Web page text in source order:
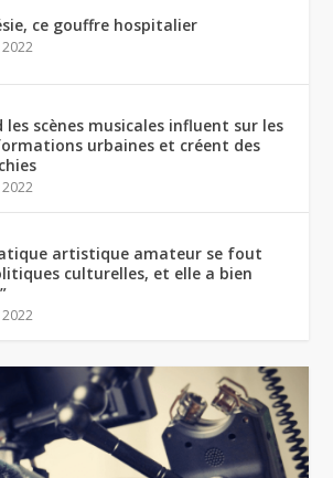
ce gouffre hospitalier
les scènes musicales influent sur les
urbaines et créent des
artistique amateur se fout
culturelles, et elle a bien